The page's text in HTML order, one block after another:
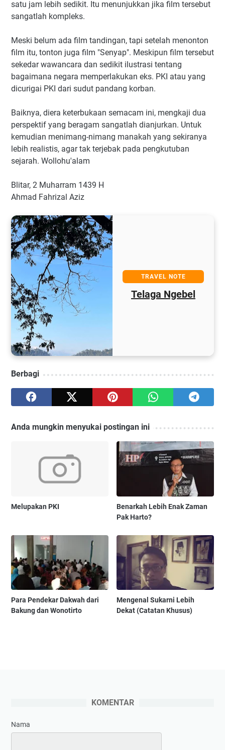
satu jam lebih sedikit. Itu menunjukkan jika film tersebut
sangatlah kompleks.
Meski belum ada film tandingan, tapi setelah menonton
film itu, tonton juga film "Senyap". Meskipun film tersebut
sekedar wawancara dan sedikit ilustrasi tentang
bagaimana negara memperlakukan eks. PKI atau yang
dicurigai PKI dari sudut pandang korban.
Baiknya, diera keterbukaan semacam ini, mengkaji dua
perspektif yang beragam sangatlah dianjurkan. Untuk
kemudian menimang-nimang manakah yang sekiranya
lebih realistis, agar tak terjebak pada pengkutuban
sejarah. Wollohu'alam
Blitar, 2 Muharram 1439 H
Ahmad Fahrizal Aziz
TRAVEL NOTE
Telaga Ngebel
Berbagi
Anda mungkin menyukai postingan ini
Melupakan PKI
Benarkah Lebih Enak Zaman
Pak Harto?
Para Pendekar Dakwah dari
Bakung dan Wonotirto
Mengenal Sukarni Lebih
Dekat (Catatan Khusus)
KOMENTAR
Nama